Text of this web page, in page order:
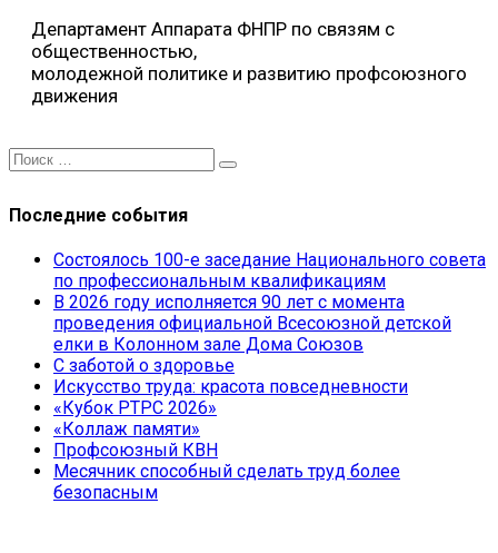
Департамент Аппарата ФНПР по связям с
общественностью,
молодежной политике и развитию профсоюзного
движения
Последние события
Состоялось 100-е заседание Национального совета
по профессиональным квалификациям
В 2026 году исполняется 90 лет с момента
проведения официальной Всесоюзной детской
елки в Колонном зале Дома Союзов
С заботой о здоровье
Искусство труда: красота повседневности
«Кубок РТРС 2026»
«Коллаж памяти»
Профсоюзный КВН
Месячник способный сделать труд более
безопасным